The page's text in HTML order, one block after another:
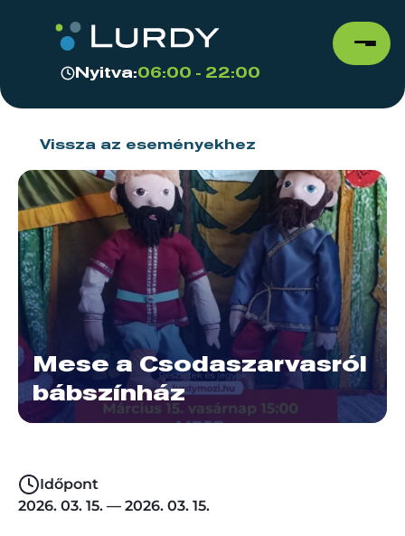
Nyitva:06:00 - 22:00
Vissza az eseményekhez
Mese a Csodaszarvasról
bábszínház
Időpont
2026. 03. 15. — 2026. 03. 15.